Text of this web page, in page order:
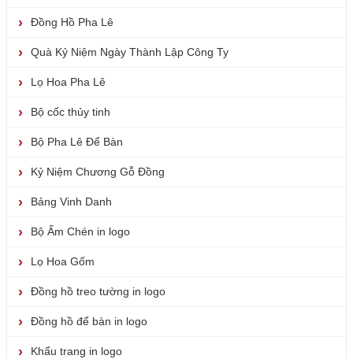
Đồng Hồ Pha Lê
Quà Kỷ Niệm Ngày Thành Lập Công Ty
Lọ Hoa Pha Lê
Bộ cốc thủy tinh
Bộ Pha Lê Để Bàn
Kỷ Niệm Chương Gỗ Đồng
Bảng Vinh Danh
Bộ Ấm Chén in logo
Lọ Hoa Gốm
Đồng hồ treo tường in logo
Đồng hồ để bàn in logo
Khẩu trang in logo